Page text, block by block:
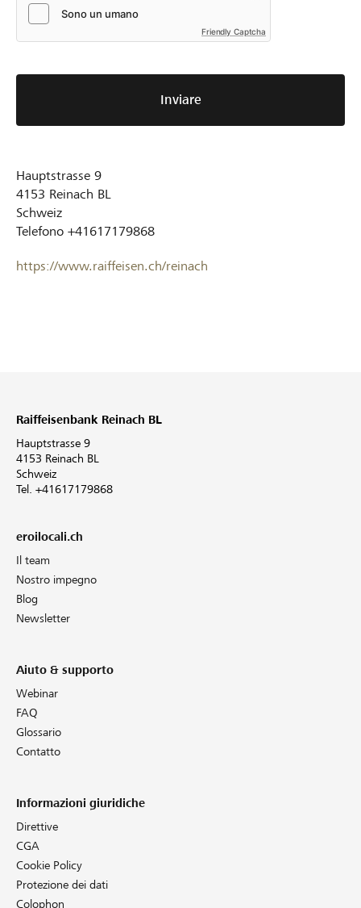
Friendly Captcha
Inviare
Hauptstrasse 9
4153 Reinach BL
Schweiz
Telefono +41617179868
https://www.raiffeisen.ch/reinach
Raiffeisenbank Reinach BL
Hauptstrasse 9
4153 Reinach BL
Schweiz
Tel. +41617179868
eroilocali.ch
Il team
Nostro impegno
Blog
Newsletter
Aiuto & supporto
Webinar
FAQ
Glossario
Contatto
Informazioni giuridiche
Direttive
CGA
Cookie Policy
Protezione dei dati
Colophon